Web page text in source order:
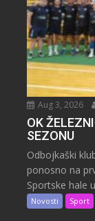
Aug 3, 2026
OK
SEZONU
Odbojkaški
ponosno na
Sportske hale
Novosti Sport